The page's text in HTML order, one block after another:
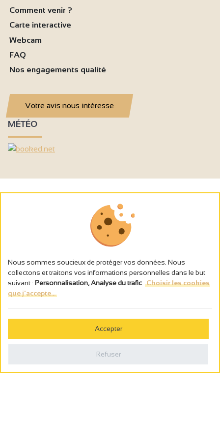
Comment venir ?
Carte interactive
Webcam
FAQ
Nos engagements qualité
Votre avis nous intéresse
MÉTÉO
L’abus d’alcool est dangereux pour la santé, à consommer avec
Politique de confidentialité
Nous sommes soucieux de protéger vos données. Nous
collectons et traitons vos informations personnelles dans le but
suivant : Personnalisation, Analyse du trafic Choisir les cookies
que j'accepte...
Accepter
Refuser